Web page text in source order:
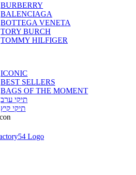
BURBERRY
BALENCIAGA
BOTTEGA VENETA
TORY BURCH
TOMMY HILFIGER
ICONIC
BEST SELLERS
BAGS OF THE MOMENT
תיקי ערב
תיקי קיץ